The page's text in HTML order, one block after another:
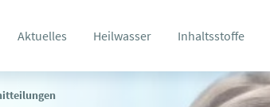
Aktuelles Heilwasser Inhaltsstoffe